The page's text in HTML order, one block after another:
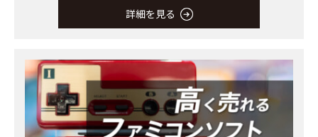
詳細を見る